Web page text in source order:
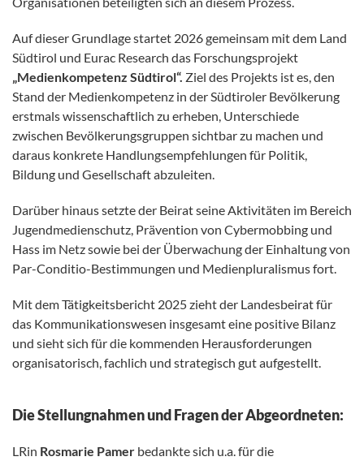
Auf dieser Grundlage startet 2026 gemeinsam mit dem Land
Südtirol und Eurac Research das Forschungsprojekt
„Medienkompetenz Südtirol“. Ziel des Projekts ist es, den
Stand der Medienkompetenz in der Südtiroler Bevölkerung
erstmals wissenschaftlich zu erheben, Unterschiede
zwischen Bevölkerungsgruppen sichtbar zu machen und
daraus konkrete Handlungsempfehlungen für Politik,
Bildung und Gesellschaft abzuleiten.
Darüber hinaus setzte der Beirat seine Aktivitäten im Bereich
Jugendmedienschutz, Prävention von Cybermobbing und
Hass im Netz sowie bei der Überwachung der Einhaltung von
Par-Conditio-Bestimmungen und Medienpluralismus fort.
Mit dem Tätigkeitsbericht 2025 zieht der Landesbeirat für
das Kommunikationswesen insgesamt eine positive Bilanz
und sieht sich für die kommenden Herausforderungen
organisatorisch, fachlich und strategisch gut aufgestellt.
Die Stellungnahmen und Fragen der Abgeordneten:
LRin Rosmarie Pamer bedankte sich u.a. für die